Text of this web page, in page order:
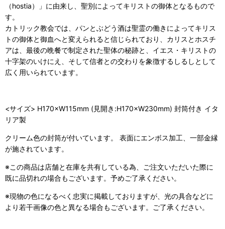
（hostia）」に由来し、聖別によってキリストの御体となるもので
す。
カトリック教会では、パンとぶどう酒は聖霊の働きによってキリス
トの御体と御血へと変えられると信じられており、カリスとホスチ
アは、最後の晩餐で制定された聖体の秘跡と、イエス・キリストの
十字架のいけにえ、そして信者との交わりを象徴するしるしとして
広く用いられています。
<サイズ> H170×W115mm (見開き:H170×W230mm) 封筒付き イタ
リア製
クリーム色の封筒が付いています。 表面にエンボス加工、一部金縁
が施されています。
※この商品は店舗と在庫を共有している為、ご注文いただいた際に
既に品切れの場合もございます。予めご了承ください。
※現物の色になるべく忠実に掲載しておりますが、光の具合などに
より若干画像の色と異なる場合もございます。ご了承ください。